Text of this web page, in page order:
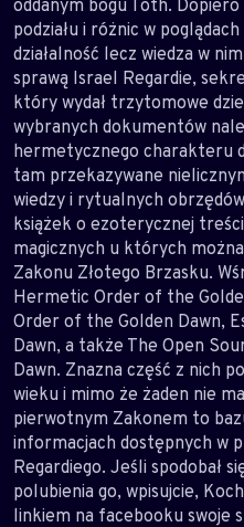
oddanym bogu Toth.
podziału i różnic w
działalność lecz wiedza w
sprawą Israel Regardie,
który wydał trzytomowe
wybranych dokumentów
hermetycznego charakteru
tam przekazywane
wiedzy i rytualnych
książek o ezoterycznej
magicznych u których
Zakonu Złotego Brzasku.
Hermetic Order of the
Order of the Golden Dawn,
Dawn, a także The Open
Dawn. Znazna część z nich
wieku i mimo że żaden nie
pierwotnym Zakonem to
informacjach dostępnych w
Regardiego. Jeśli spodobał
polubienia go, wpisujcie,
linkiem na facebooku swoje